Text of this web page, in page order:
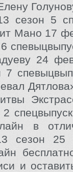
сезон 5
Мано 17
24
7
в
сезон 25
и